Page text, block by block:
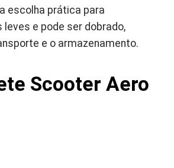
escolha prática para
e pode ser dobrado,
e o armazenamento.
Scooter Aero